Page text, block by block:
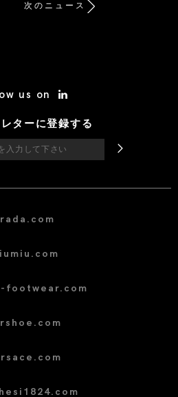
次のニュース
us on
ターに登録する
footwear.com